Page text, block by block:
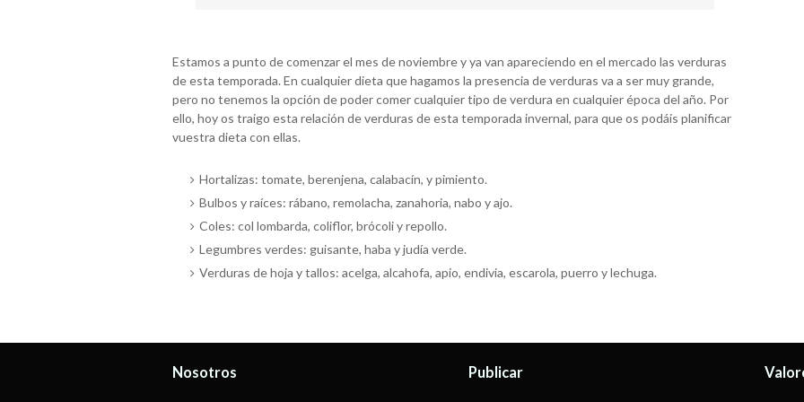
Estamos a punto de comenzar el mes de noviembre y ya van apareciendo en el mercado las verduras
de esta temporada. En cualquier dieta que hagamos la presencia de verduras va a ser muy grande,
pero no tenemos la opción de poder comer cualquier tipo de verdura en cualquier época del año. Por
ello, hoy os traigo esta relación de verduras de esta temporada invernal, para que os podáis planificar
vuestra dieta con ellas.
Hortalizas: tomate, berenjena, calabacín, y pimiento.
Bulbos y raíces: rábano, remolacha, zanahoria, nabo y ajo.
Coles: col lombarda, coliflor, brócoli y repollo.
Legumbres verdes: guisante, haba y judía verde.
Verduras de hoja y tallos: acelga, alcahofa, apio, endivia, escarola, puerro y lechuga.
Nosotros Publicar